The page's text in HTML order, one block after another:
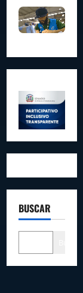
BUSCAR